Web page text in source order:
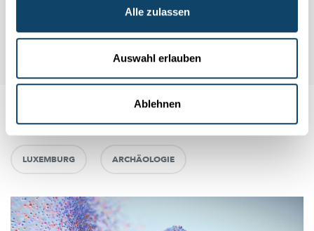
Alle zulassen
Auswahl erlauben
Ablehnen
Auch interessant
LUXEMBURG ARCHÄOLOGIE